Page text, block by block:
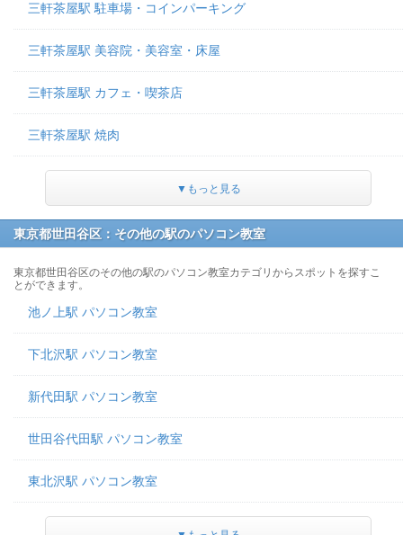
三軒茶屋駅 駐車場・コインパーキング
三軒茶屋駅 美容院・美容室・床屋
三軒茶屋駅 カフェ・喫茶店
三軒茶屋駅 焼肉
▼もっと見る
東京都世田谷区：その他の駅のパソコン教室
東京都世田谷区のその他の駅のパソコン教室カテゴリからスポットを探すこ
とができます。
池ノ上駅 パソコン教室
下北沢駅 パソコン教室
新代田駅 パソコン教室
世田谷代田駅 パソコン教室
東北沢駅 パソコン教室